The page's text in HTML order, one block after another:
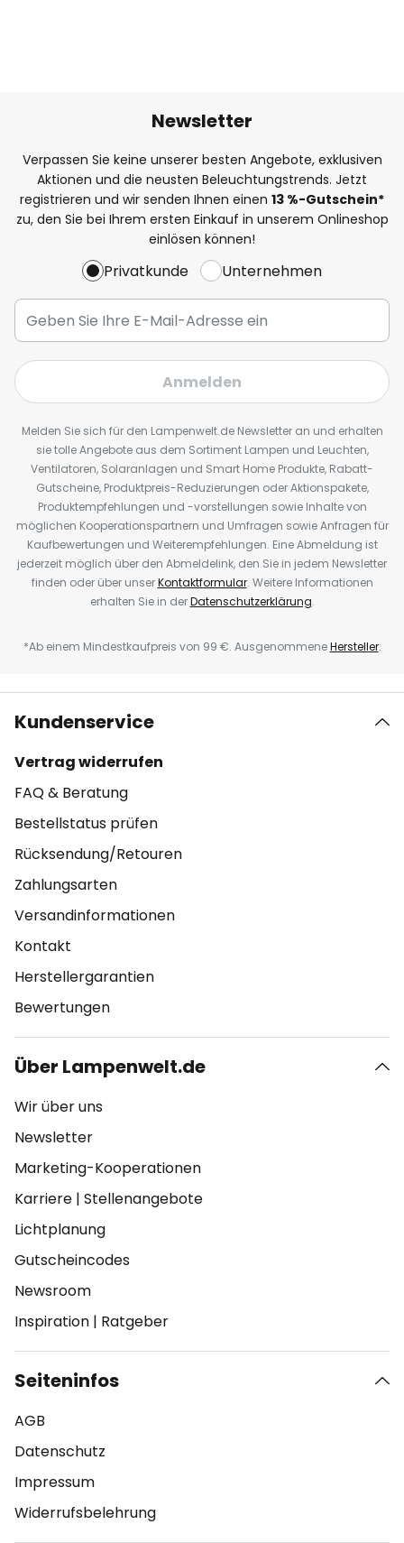
Newsletter
Verpassen Sie keine unserer besten Angebote, exklusiven
Aktionen und die neusten Beleuchtungstrends. Jetzt
registrieren und wir senden Ihnen einen 13 %-Gutschein*
zu, den Sie bei Ihrem ersten Einkauf in unserem Onlineshop
einlösen können!
Privatkunde Unternehmen
Anmelden
Melden Sie sich für den Lampenwelt.de Newsletter an und erhalten
sie tolle Angebote aus dem Sortiment Lampen und Leuchten,
Ventilatoren, Solaranlagen und Smart Home Produkte, Rabatt-
Gutscheine, Produktpreis-Reduzierungen oder Aktionspakete,
Produktempfehlungen und -vorstellungen sowie Inhalte von
möglichen Kooperationspartnern und Umfragen sowie Anfragen für
Kaufbewertungen und Weiterempfehlungen. Eine Abmeldung ist
jederzeit möglich über den Abmeldelink, den Sie in jedem Newsletter
finden oder über unserKontaktformular. Weitere Informationen
erhalten Sie in derDatenschutzerklärung.
*Ab einem Mindestkaufpreis von 99 €. AusgenommeneHersteller.
Kundenservice
Vertrag widerrufen
FAQ & Beratung
Bestellstatus prüfen
Rücksendung/Retouren
Zahlungsarten
Versandinformationen
Kontakt
Herstellergarantien
Bewertungen
Über Lampenwelt.de
Wir über uns
Newsletter
Marketing-Kooperationen
Karriere | Stellenangebote
Lichtplanung
Gutscheincodes
Newsroom
Inspiration | Ratgeber
Seiteninfos
AGB
Datenschutz
Impressum
Widerrufsbelehrung